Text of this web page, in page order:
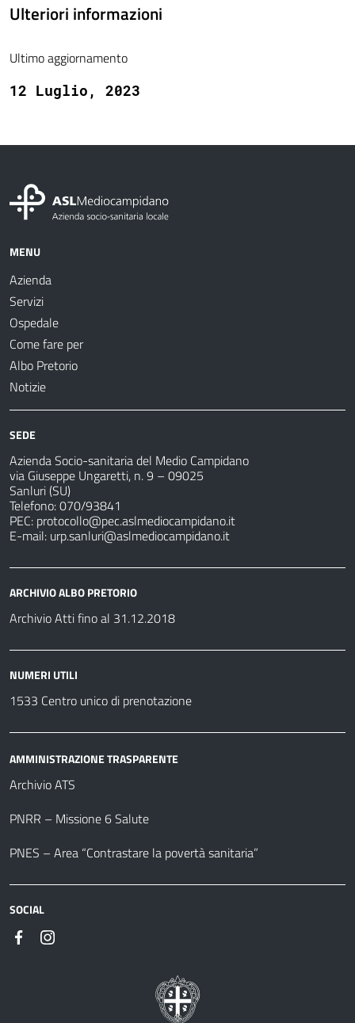
Ulteriori informazioni
Ultimo aggiornamento
12 Luglio, 2023
MENU
Azienda
Servizi
Ospedale
Come fare per
Albo Pretorio
Notizie
SEDE
Azienda Socio-sanitaria del Medio Campidano
via Giuseppe Ungaretti, n. 9 – 09025
Sanluri (SU)
Telefono: 070/93841
PEC: protocollo@pec.aslmediocampidano.it
E-mail: urp.sanluri@aslmediocampidano.it
ARCHIVIO ALBO PRETORIO
Archivio Atti fino al 31.12.2018
NUMERI UTILI
1533 Centro unico di prenotazione
AMMINISTRAZIONE TRASPARENTE
Archivio ATS
PNRR – Missione 6 Salute
PNES – Area “Contrastare la povertà sanitaria”
SOCIAL